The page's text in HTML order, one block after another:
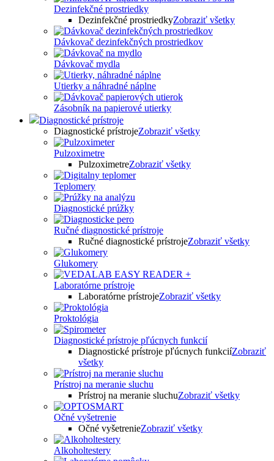
Dezinfekčné prostriedky
Dezinfekčné prostriedkyZobraziť všetky
Dávkovač dezinfekčných prostriedkov
Dávkovač mydla
Utierky a náhradné náplne
Zásobník na papierové utierky
Diagnostické prístroje
Diagnostické prístrojeZobraziť všetky
Pulzoximetre
PulzoximetreZobraziť všetky
Teplomery
Diagnostické prúžky
Ručné diagnostické prístroje
Ručné diagnostické prístrojeZobraziť všetky
Glukomery
Laboratórne prístroje
Laboratórne prístrojeZobraziť všetky
Proktológia
Diagnostické prístroje pľúcnych funkcií
Diagnostické prístroje pľúcnych funkciíZobraziť
všetky
Prístroj na meranie sluchu
Prístroj na meranie sluchuZobraziť všetky
Očné vyšetrenie
Očné vyšetrenieZobraziť všetky
Alkoholtestery